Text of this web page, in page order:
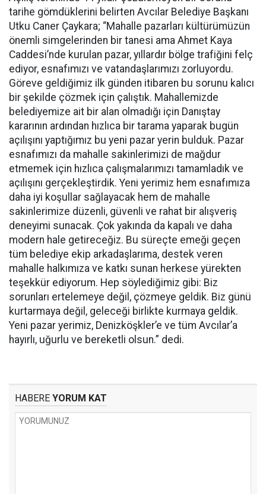
tarihe gömdüklerini belirten Avcılar Belediye Başkanı
Utku Caner Çaykara; “Mahalle pazarları kültürümüzün
önemli simgelerinden bir tanesi ama Ahmet Kaya
Caddesi’nde kurulan pazar, yıllardır bölge trafiğini felç
ediyor, esnafımızı ve vatandaşlarımızı zorluyordu.
Göreve geldiğimiz ilk günden itibaren bu sorunu kalıcı
bir şekilde çözmek için çalıştık. Mahallemizde
belediyemize ait bir alan olmadığı için Danıştay
kararının ardından hızlıca bir tarama yaparak bugün
açılışını yaptığımız bu yeni pazar yerin bulduk. Pazar
esnafımızı da mahalle sakinlerimizi de mağdur
etmemek için hızlıca çalışmalarımızı tamamladık ve
açılışını gerçekleştirdik. Yeni yerimiz hem esnafımıza
daha iyi koşullar sağlayacak hem de mahalle
sakinlerimize düzenli, güvenli ve rahat bir alışveriş
deneyimi sunacak. Çok yakında da kapalı ve daha
modern hale getireceğiz. Bu süreçte emeği geçen
tüm belediye ekip arkadaşlarıma, destek veren
mahalle halkımıza ve katkı sunan herkese yürekten
teşekkür ediyorum. Hep söylediğimiz gibi: Biz
sorunları ertelemeye değil, çözmeye geldik. Biz günü
kurtarmaya değil, geleceği birlikte kurmaya geldik.
Yeni pazar yerimiz, Denizköşkler’e ve tüm Avcılar’a
hayırlı, uğurlu ve bereketli olsun.” dedi.
HABERE YORUM KAT